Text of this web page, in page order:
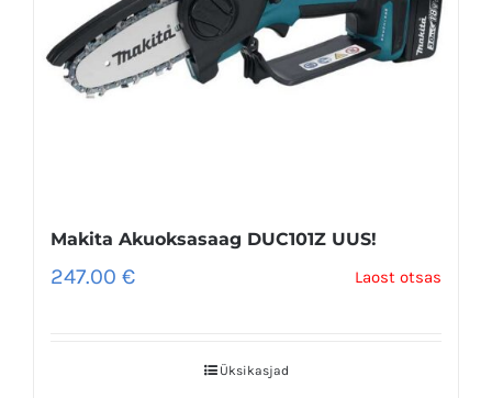
Makita Akuoksasaag DUC101Z UUS!
247.00 € Laost otsas
Üksikasjad